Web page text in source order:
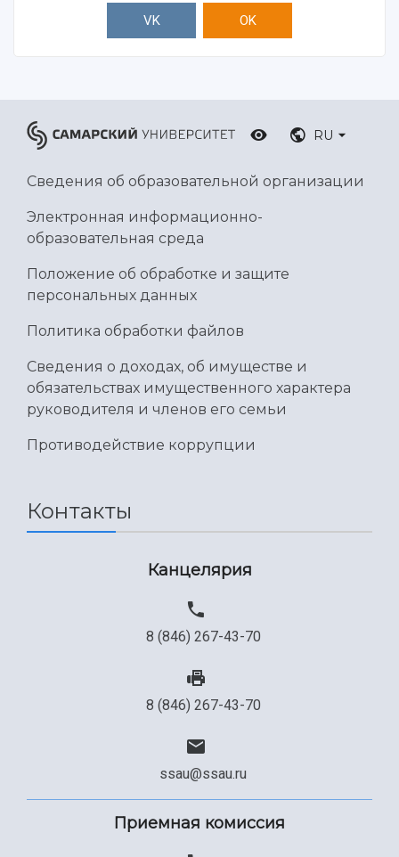
VK OK
RU
Сведения об образовательной организации
Электронная информационно-
образовательная среда
Положение об обработке и защите
персональных данных
Политика обработки файлов
Сведения о доходах, об имуществе и
обязательствах имущественного характера
руководителя и членов его семьи
Противодействие коррупции
Контакты
Канцелярия
8 (846) 267-43-70
8 (846) 267-43-70
ssau@ssau.ru
Приемная комиссия